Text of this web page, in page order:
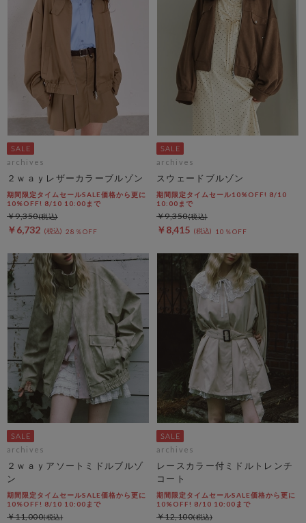
archives
２ｗａｙレザーカラーブルゾン
期間限定タイムセールSALE価格から更に
10%OFF! 8/10 10:00まで
￥6,732 28％OFF
￥9,350
archives
スウェードブルゾン
期間限定タイムセール10%OFF! 8/10
10:00まで
￥8,415 10％OFF
￥9,350
archives
２ｗａｙアソートミドルブルゾ
ン
期間限定タイムセールSALE価格から更に
10%OFF! 8/10 10:00まで
￥11,000
archives
レースカラー付ミドルトレンチ
コート
期間限定タイムセールSALE価格から更に
10%OFF! 8/10 10:00まで
￥12,100